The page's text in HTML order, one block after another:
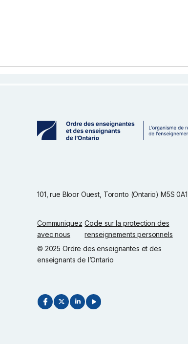
101, rue Bloor Ouest, Toronto (Ontario) M5S 0A1
Communiquez
avec nous
Code sur la protection des
renseignements personnels
© 2025 Ordre des enseignantes et des
enseignants de l’Ontario